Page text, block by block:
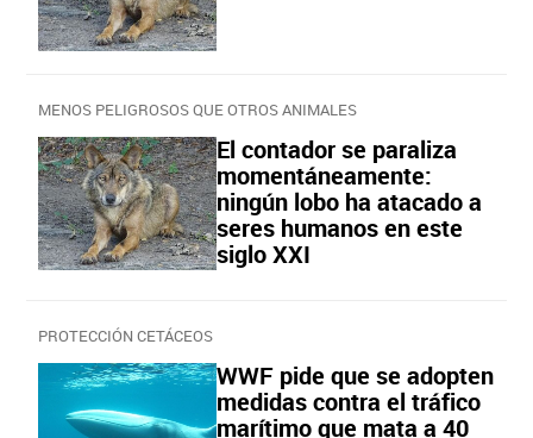
MENOS PELIGROSOS QUE OTROS ANIMALES
El contador se paraliza
momentáneamente:
ningún lobo ha atacado a
seres humanos en este
siglo XXI
PROTECCIÓN CETÁCEOS
WWF pide que se adopten
medidas contra el tráfico
marítimo que mata a 40